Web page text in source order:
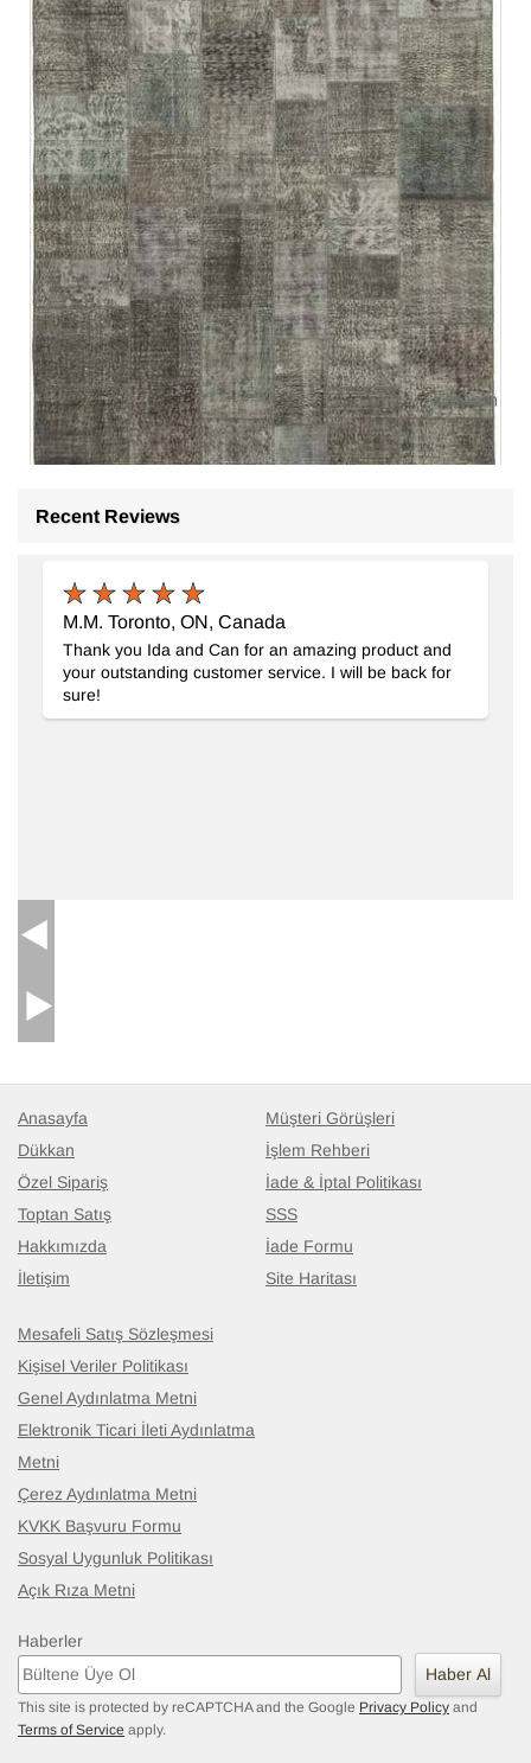
Gri Boyalı Patchwork Halı
247 cm x 350 cm
Recent Reviews
M.M. Toronto, ON, Canada
Thank you Ida and Can for an amazing product and
your outstanding customer service. I will be back for
sure!
Anasayfa
Dükkan
Özel Sipariş
Toptan Satış
Hakkımızda
İletişim
Müşteri Görüşleri
İşlem Rehberi
İade & İptal Politikası
SSS
İade Formu
Site Haritası
Mesafeli Satış Sözleşmesi
Kişisel Veriler Politikası
Genel Aydınlatma Metni
Elektronik Ticari İleti Aydınlatma
Metni
Çerez Aydınlatma Metni
KVKK Başvuru Formu
Sosyal Uygunluk Politikası
Açık Rıza Metni
Haberler
Haber Al
This site is protected by reCAPTCHA and the Google Privacy Policy and
Terms of Service apply.